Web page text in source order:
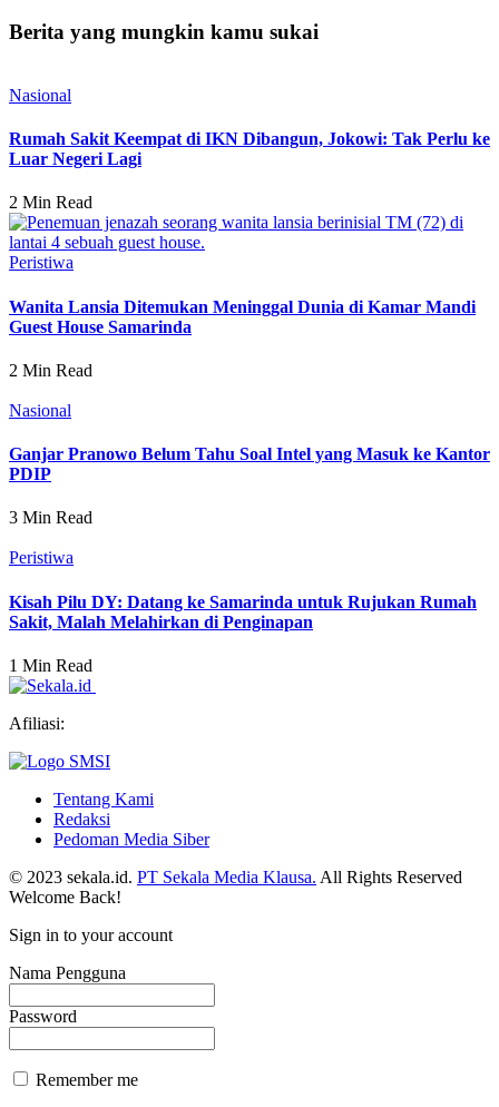
Berita yang mungkin kamu sukai
Nasional
Rumah Sakit Keempat di IKN Dibangun, Jokowi: Tak Perlu ke
Luar Negeri Lagi
2 Min Read
Peristiwa
Wanita Lansia Ditemukan Meninggal Dunia di Kamar Mandi
Guest House Samarinda
2 Min Read
Nasional
Ganjar Pranowo Belum Tahu Soal Intel yang Masuk ke Kantor
PDIP
3 Min Read
Peristiwa
Kisah Pilu DY: Datang ke Samarinda untuk Rujukan Rumah
Sakit, Malah Melahirkan di Penginapan
1 Min Read
Afiliasi:
Tentang Kami
Redaksi
Pedoman Media Siber
© 2023 sekala.id. PT Sekala Media Klausa. All Rights Reserved
Welcome Back!
Sign in to your account
Nama Pengguna
Password
Remember me